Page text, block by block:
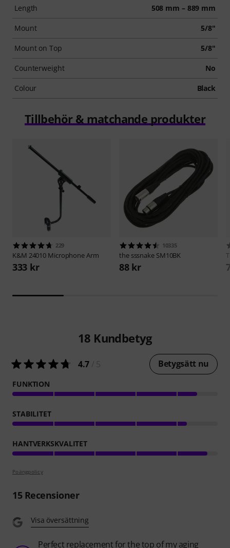
Length 508 mm – 889 mm
Mount 5/8"
Mount on Top 5/8"
Counterweight No
Colour Black
Tillbehör & matchande produkter
229
K&M 24010 Microphone Arm
333 kr
10335
the sssnake SM10BK
88 kr
18 Kundbetyg
4.7 Betygsätt nu
FUNKTION
STABILITET
HANTVERKSKVALITET
Poängpolicy
15Recensioner
Visa översättning
Perfect replacement for the top of my aging